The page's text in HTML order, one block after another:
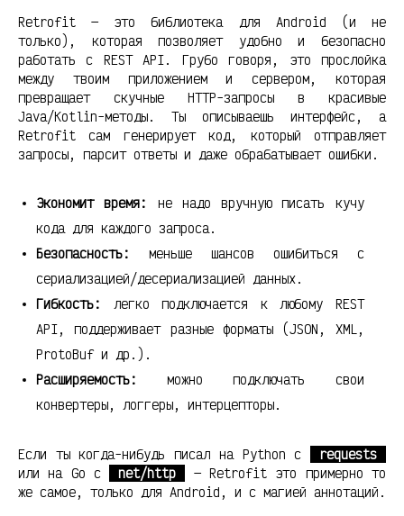
Retrofit — это библиотека для Android (и не
только), которая позволяет удобно и безопасно
работать с REST API. Грубо говоря, это прослойка
между твоим приложением и сервером, которая
превращает скучные HTTP-запросы в красивые
Java/Kotlin-методы. Ты описываешь интерфейс, а
Retrofit сам генерирует код, который отправляет
запросы, парсит ответы и даже обрабатывает ошибки.
Экономит время:
не надо вручную писать кучу
кода для каждого запроса.
Безопасность:
меньше шансов ошибиться с
сериализацией/десериализацией данных.
Гибкость:
легко подключается к любому REST
API, поддерживает разные форматы (JSON, XML,
ProtoBuf и др.).
Расширяемость:
можно подключать свои
конвертеры, логгеры, интерцепторы.
Если ты когда-нибудь писал на Python с
requests
или на Go с
net/http
— Retrofit это примерно то
же самое, только для Android, и с магией аннотаций.